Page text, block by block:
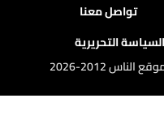
تواصل معنا
السياسة التحريرية
2012-2026